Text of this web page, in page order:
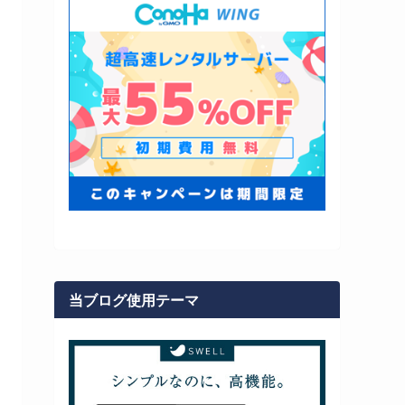
当ブログ使用テーマ